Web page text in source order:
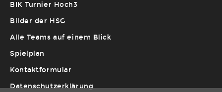
BIK Turnier Hoch3
Bilder der HSG
Alle Teams auf einem Blick
Spielplan
Kontaktformular
Datenschutzerklärung